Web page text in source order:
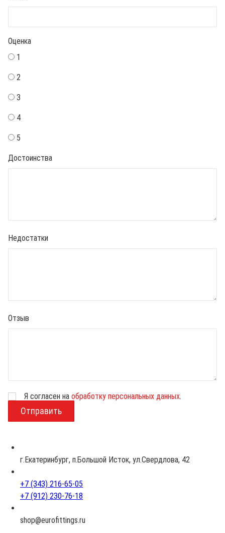
Оценка
1
2
3
4
5
Достоинства
Недостатки
Отзыв
з
Я согласен на обработку персональных данных.
г.Екатеринбург, п.Большой Исток, ул.Свердлова, 42
+7 (343) 216-65-05
+7 (912) 230-76-18
shop@eurofittings.ru